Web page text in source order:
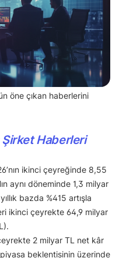
öne çıkan haberlerini
Şirket Haberleri
ikinci çeyreğinde 8,55
aynı döneminde 1,3 milyar
bazda %415 artışla
ikinci çeyrekte 64,9 milyar
2 milyar TL net kâr
beklentisinin üzerinde